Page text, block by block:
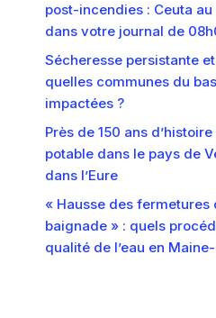
post-incendies : Ceuta
dans votre journal de
Sécheresse persistante
quelles communes du
impactées ?
Près de 150 ans d’histoire
potable dans le pays de
dans l’Eure
« Hausse des fermetures
baignade » : quels
qualité de l’eau en